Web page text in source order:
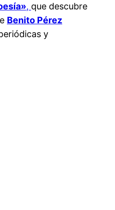
, que descubre
Benito Pérez
y